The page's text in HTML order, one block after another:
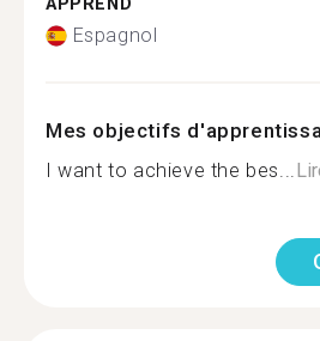
Espagnol
Mes objectifs
I want to achieve the bes...